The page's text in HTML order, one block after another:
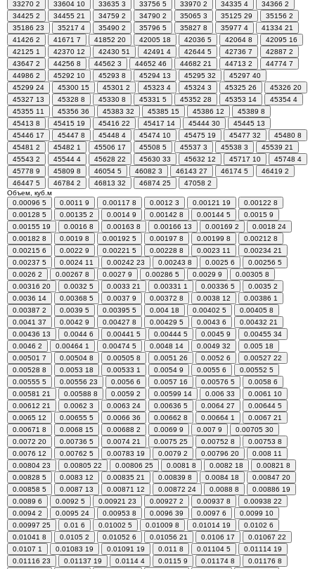
33270 2 33604 10 33635 3 33756 5 33970 2 34335 4 34366 2
34425 2 34455 21 34759 2 34790 2 35065 3 35125 29 35156 2
35186 23 35217 4 35490 2 35796 5 35827 8 35977 4 41334 21
41426 2 41671 7 41852 20 42005 18 42036 5 42064 8 42095 16
42125 1 42370 12 42430 51 42491 4 42644 5 42736 7 42887 2
43647 2 44256 8 44562 3 44652 46 44682 21 44713 2 44774 7
44986 2 45292 10 45293 8 45294 13 45295 32 45297 40
45299 24 45300 15 45301 2 45323 4 45324 3 45325 26 45326 20
45327 13 45328 8 45330 8 45331 5 45352 28 45353 14 45354 4
45355 11 45356 36 45383 32 45385 15 45386 12 45389 8
45413 8 45415 19 45416 22 45417 14 45444 30 45445 13
45446 17 45447 8 45448 4 45474 10 45475 19 45477 32 45480 8
45481 2 45482 1 45506 17 45508 5 45537 3 45538 3 45539 21
45543 2 45544 4 45628 22 45630 33 45632 12 45717 10 45748 4
45778 9 45809 8 46054 5 46082 3 46143 27 46174 5 46419 2
46447 5 46784 2 46813 32 46874 25 47058 2
Объем, куб.м
0.00096 5 0.0011 9 0.00117 8 0.0012 3 0.00121 19 0.00122 8
0.00128 5 0.00135 2 0.0014 9 0.00142 8 0.00144 5 0.0015 9
0.00155 19 0.0016 8 0.00163 8 0.00166 13 0.00169 2 0.0018 24
0.00182 8 0.0019 8 0.00192 5 0.00197 8 0.00199 8 0.00212 8
0.00215 6 0.0022 9 0.00221 5 0.00228 8 0.0023 11 0.00234 21
0.00237 5 0.0024 11 0.00242 23 0.00243 8 0.0025 6 0.00256 5
0.0026 2 0.00267 8 0.0027 9 0.00286 5 0.0029 9 0.00305 8
0.00316 20 0.0032 5 0.0033 21 0.00331 1 0.00336 5 0.0035 2
0.0036 14 0.00368 5 0.0037 9 0.00372 8 0.0038 12 0.00386 1
0.00387 2 0.0039 5 0.00395 5 0.004 18 0.00402 5 0.00405 8
0.0041 37 0.0042 9 0.00427 8 0.00429 5 0.0043 6 0.00432 21
0.00436 13 0.0044 6 0.00441 5 0.00444 5 0.0045 9 0.00455 34
0.0046 2 0.00464 1 0.00474 5 0.0048 14 0.0049 32 0.005 18
0.00501 7 0.00504 8 0.00505 8 0.0051 26 0.0052 6 0.00527 22
0.00528 8 0.0053 18 0.00533 1 0.0054 9 0.0055 6 0.00552 5
0.00555 5 0.00556 23 0.0056 6 0.0057 16 0.00576 5 0.0058 6
0.00581 21 0.00588 8 0.0059 2 0.00599 14 0.006 33 0.0061 10
0.00612 21 0.0062 3 0.0063 24 0.00636 5 0.0064 27 0.00644 5
0.0065 12 0.00655 5 0.0066 36 0.00662 8 0.00664 1 0.0067 21
0.00671 8 0.0068 15 0.00688 2 0.0069 9 0.007 9 0.00705 30
0.0072 20 0.00736 5 0.0074 21 0.0075 25 0.00752 8 0.00753 8
0.0076 12 0.00762 5 0.00783 19 0.0079 2 0.00796 20 0.008 11
0.00804 23 0.00805 22 0.00806 25 0.0081 8 0.0082 18 0.00821 8
0.00828 5 0.0083 12 0.00835 21 0.00839 8 0.0084 18 0.00847 20
0.00858 5 0.0087 13 0.00871 12 0.00872 24 0.0088 8 0.00886 19
0.0089 6 0.0092 5 0.00921 23 0.00927 2 0.00937 8 0.00938 22
0.0094 2 0.0095 24 0.00953 8 0.0096 39 0.0097 6 0.0099 10
0.00997 25 0.01 6 0.01002 5 0.01009 8 0.01014 19 0.0102 6
0.01041 8 0.0105 2 0.01052 6 0.01056 21 0.0106 17 0.01067 22
0.0107 1 0.01083 19 0.01091 19 0.011 8 0.01104 5 0.01114 19
0.01116 23 0.01137 19 0.0114 4 0.0115 9 0.01174 8 0.01176 8